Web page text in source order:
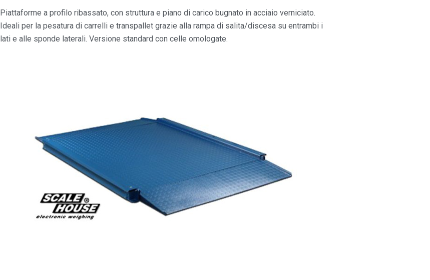
Piattaforme a profilo ribassato, con struttura e piano di carico bugnato in acciaio verniciato.
Ideali per la pesatura di carrelli e transpallet grazie alla rampa di salita/discesa su entrambi i
lati e alle sponde laterali. Versione standard con celle omologate.